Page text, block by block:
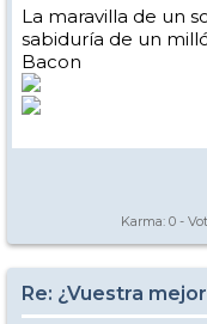
La maravilla de un
sabiduría de un
Bacon
Karma: 0 -
Re: ¿Vuestra